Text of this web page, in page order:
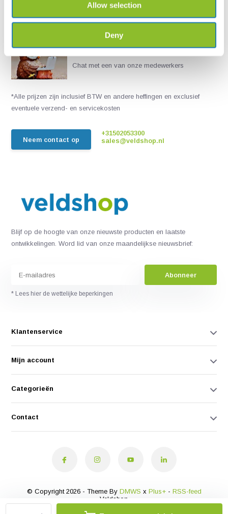
Allow selection
Deny
Chat met een van onze medewerkers
*Alle prijzen zijn inclusief BTW en andere heffingen en exclusief
eventuele verzend- en servicekosten
Neem contact op
+31502053300
sales@veldshop.nl
Blijf op de hoogte van onze nieuwste producten en laatste
ontwikkelingen. Word lid van onze maandelijkse nieuwsbrief:
Abonneer
* Lees hier de wettelijke beperkingen
Klantenservice
Mijn account
Categorieën
Contact
© Copyright 2026 - Theme By DMWS x Plus+- RSS-feed
Veldshop